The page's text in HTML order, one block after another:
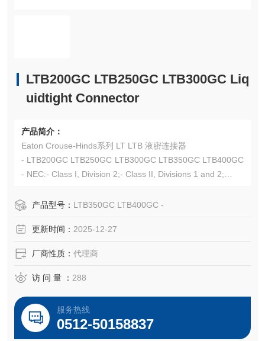
LTB200GC LTB250GC LTB300GC Liq
uidtight Connector
产品简介：
Eaton Crouse-Hinds系列 LT LTB 液密连接器
- LTB200GC LTB250GC LTB300GC LTB350GC LTB400GC
- NEC:- Class I, Division 2;- Class II, Divisions 1 and 2;
产品型号： LTB350GC LTB400GC -
更新时间： 2025-12-27
厂商性质： 代理商
访 问 量 ： 288
服务热线
0512-50158837